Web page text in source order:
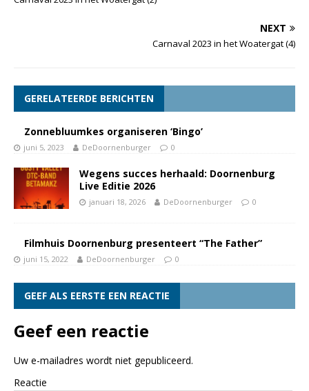
NEXT
Carnaval 2023 in het Woatergat (4)
GERELATEERDE BERICHTEN
Zonnebluumkes organiseren ‘Bingo’
juni 5, 2023 DeDoornenburger 0
Wegens succes herhaald: Doornenburg
Live Editie 2026
januari 18, 2026 DeDoornenburger 0
Filmhuis Doornenburg presenteert “The Father”
juni 15, 2022 DeDoornenburger 0
GEEF ALS EERSTE EEN REACTIE
Geef een reactie
Uw e-mailadres wordt niet gepubliceerd.
Reactie